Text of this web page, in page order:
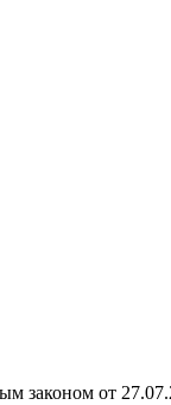
законом от